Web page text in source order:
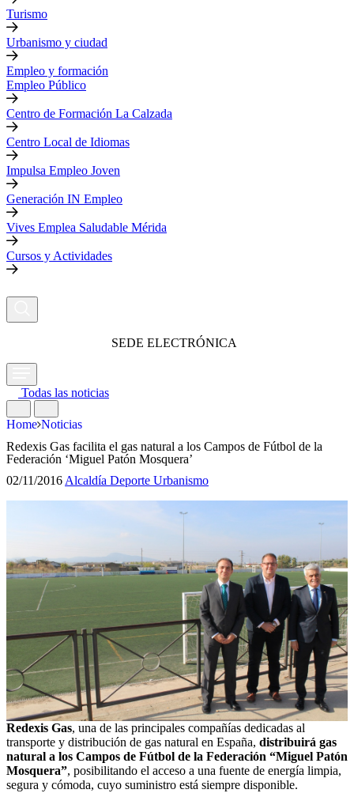
Turismo
Urbanismo y ciudad
Empleo y formación
Empleo Público
Centro de Formación La Calzada
Centro Local de Idiomas
Impulsa Empleo Joven
Generación IN Empleo
Vives Emplea Saludable Mérida
Cursos y Actividades
SEDE ELECTRÓNICA
Todas las noticias
Home Noticias
Redexis Gas facilita el gas natural a los Campos de Fútbol de la
Federación ‘Miguel Patón Mosquera’
02/11/2016Alcaldía Deporte Urbanismo
Redexis Gas, una de las principales compañías dedicadas al
transporte y distribución de gas natural en España, distribuirá gas
natural a los Campos de Fútbol de la Federación “Miguel Patón
Mosquera”, posibilitando el acceso a una fuente de energía limpia,
segura y cómoda, cuyo suministro está siempre disponible.